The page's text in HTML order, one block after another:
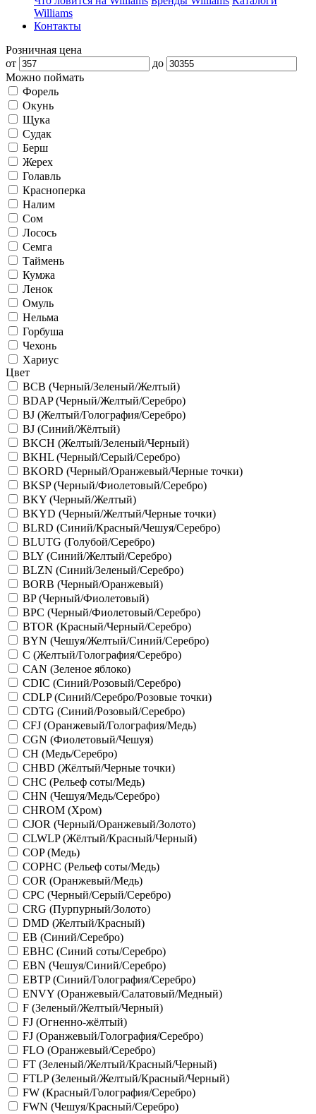
Williams
Контакты
Розничная цена
от
до
Можно поймать
Форель
Окунь
Щука
Судак
Берш
Жерех
Голавль
Красноперка
Налим
Сом
Лосось
Семга
Таймень
Кумжа
Ленок
Омуль
Нельма
Горбуша
Чехонь
Хариус
Цвет
BCB (Черный/Зеленый/Желтый)
BDAP (Черный/Желтый/Серебро)
BJ (Желтый/Голография/Серебро)
BJ (Синий/Жёлтый)
BKCH (Желтый/Зеленый/Черный)
BKHL (Черный/Серый/Серебро)
BKORD (Черный/Оранжевый/Черные точки)
BKSP (Черный/Фиолетовый/Серебро)
BKY (Черный/Желтый)
BKYD (Черный/Желтый/Черные точки)
BLRD (Синий/Красный/Чешуя/Серебро)
BLUTG (Голубой/Серебро)
BLY (Синий/Желтый/Серебро)
BLZN (Синий/Зеленый/Серебро)
BORB (Черный/Оранжевый)
BP (Черный/Фиолетовый)
BPC (Черный/Фиолетовый/Серебро)
BTOR (Красный/Черный/Серебро)
BYN (Чешуя/Желтый/Синий/Серебро)
C (Желтый/Голография/Серебро)
CAN (Зеленое яблоко)
CDIC (Синий/Розовый/Серебро)
CDLP (Синий/Серебро/Розовые точки)
CDTG (Синий/Розовый/Серебро)
CFJ (Оранжевый/Голография/Медь)
CGN (Фиолетовый/Чешуя)
CH (Медь/Серебро)
CHBD (Жёлтый/Черные точки)
CHC (Рельеф соты/Медь)
CHN (Чешуя/Медь/Серебро)
CHROM (Хром)
CJOR (Черный/Оранжевый/Золото)
CLWLP (Жёлтый/Красный/Черный)
COP (Медь)
COPHC (Рельеф соты/Медь)
COR (Оранжевый/Медь)
CPC (Черный/Серый/Серебро)
CRG (Пурпурный/Золото)
DMD (Желтый/Красный)
EB (Синий/Серебро)
EBHC (Синий соты/Серебро)
EBN (Чешуя/Синий/Серебро)
EBTP (Синий/Голография/Серебро)
ENVY (Оранжевый/Салатовый/Медный)
F (Зеленый/Желтый/Черный)
FJ (Огненно-жёлтый)
FJ (Оранжевый/Голография/Серебро)
FLO (Оранжевый/Серебро)
FT (Зеленый/Желтый/Красный/Черный)
FTLP (Зеленый/Желтый/Красный/Черный)
FW (Красный/Голография/Серебро)
FWN (Чешуя/Красный/Серебро)